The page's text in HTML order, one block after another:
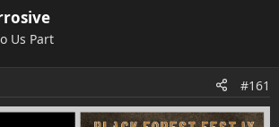
s
t
e
l
t
Us Part
#161